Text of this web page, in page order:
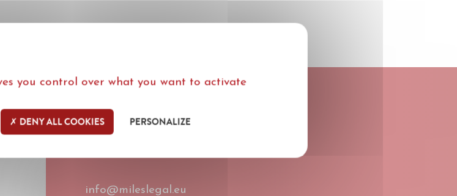
info@mileslegal.eu
you control over what you want to activate
DENY ALL COOKIES PERSONALIZE